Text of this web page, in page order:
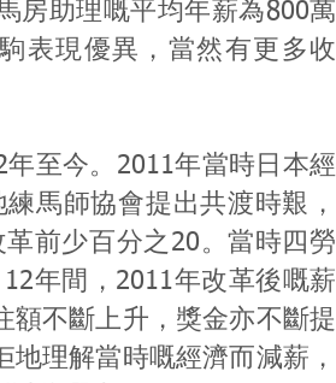
房助理嘅平均年薪為800萬
表現優異，當然有更多收
至今。2011年當時日本經
馬師協會提出共渡時艱，
前少百分之20。當時四勞
年間，2011年改革後嘅薪
額不斷上升，獎金亦不斷提
理解當時嘅經濟而減薪，